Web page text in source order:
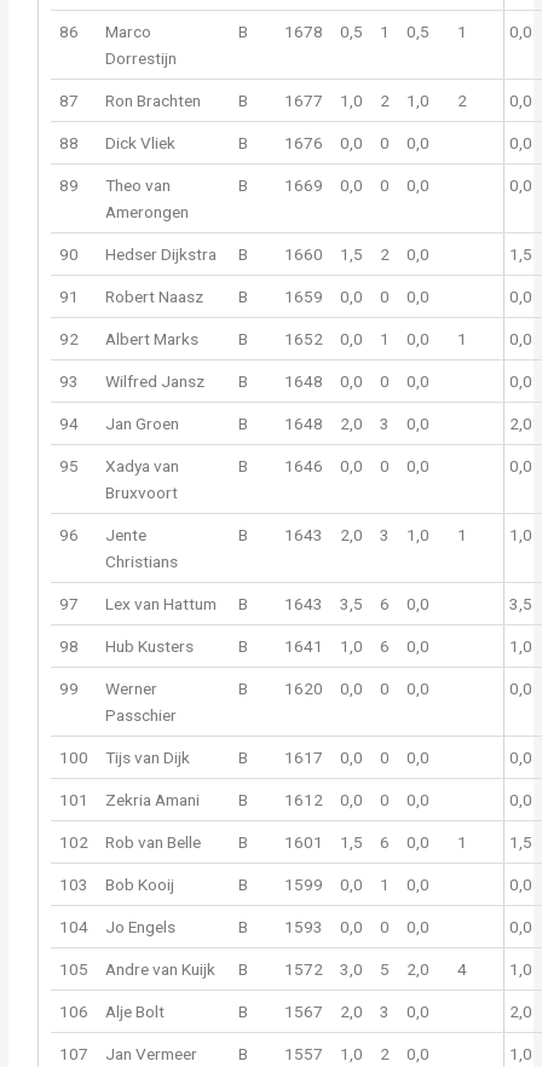
86
Marco
Dorrestijn
B 1678 0,5 1 0,5 1 0,0
87 Ron Brachten B 1677 1,0 2 1,0 2 0,0
88 Dick Vliek B 1676 0,0 0 0,0 0,0
89
Theo van
Amerongen
B 1669 0,0 0 0,0 0,0
90 Hedser Dijkstra B 1660 1,5 2 0,0 1,5
91 Robert Naasz B 1659 0,0 0 0,0 0,0
92 Albert Marks B 1652 0,0 1 0,0 1 0,0
93 Wilfred Jansz B 1648 0,0 0 0,0 0,0
94 Jan Groen B 1648 2,0 3 0,0 2,0
95
Xadya van
Bruxvoort
B 1646 0,0 0 0,0 0,0
96
Jente
Christians
B 1643 2,0 3 1,0 1 1,0
97 Lex van Hattum B 1643 3,5 6 0,0 3,5
98 Hub Kusters B 1641 1,0 6 0,0 1,0
99
Werner
Passchier
B 1620 0,0 0 0,0 0,0
100 Tijs van Dijk B 1617 0,0 0 0,0 0,0
101 Zekria Amani B 1612 0,0 0 0,0 0,0
102 Rob van Belle B 1601 1,5 6 0,0 1 1,5
103 Bob Kooij B 1599 0,0 1 0,0 0,0
104 Jo Engels B 1593 0,0 0 0,0 0,0
105 Andre van Kuijk B 1572 3,0 5 2,0 4 1,0
106 Alje Bolt B 1567 2,0 3 0,0 2,0
107 Jan Vermeer B 1557 1,0 2 0,0 1,0